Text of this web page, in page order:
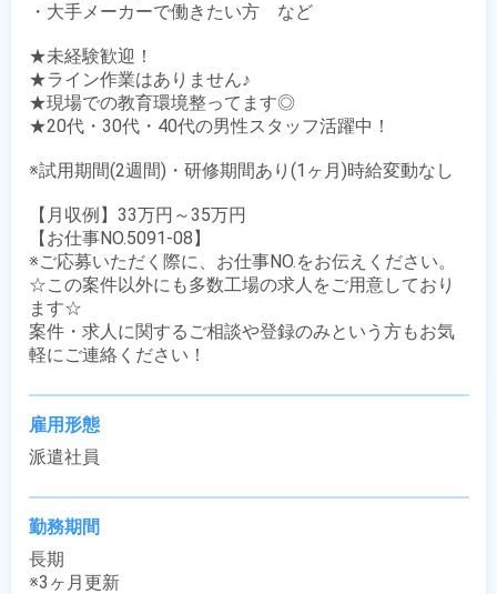
・大手メーカーで働きたい方　など
★未経験歓迎！
★ライン作業はありません♪
★現場での教育環境整ってます◎
★20代・30代・40代の男性スタッフ活躍中！
※試用期間(2週間)・研修期間あり(1ヶ月)時給変動なし
【月収例】33万円～35万円
【お仕事NO.5091-08】
※ご応募いただく際に、お仕事NO.をお伝えください。
☆この案件以外にも多数工場の求人をご用意しており
ます☆
案件・求人に関するご相談や登録のみという方もお気
軽にご連絡ください！
雇用形態
派遣社員
勤務期間
長期
※3ヶ月更新